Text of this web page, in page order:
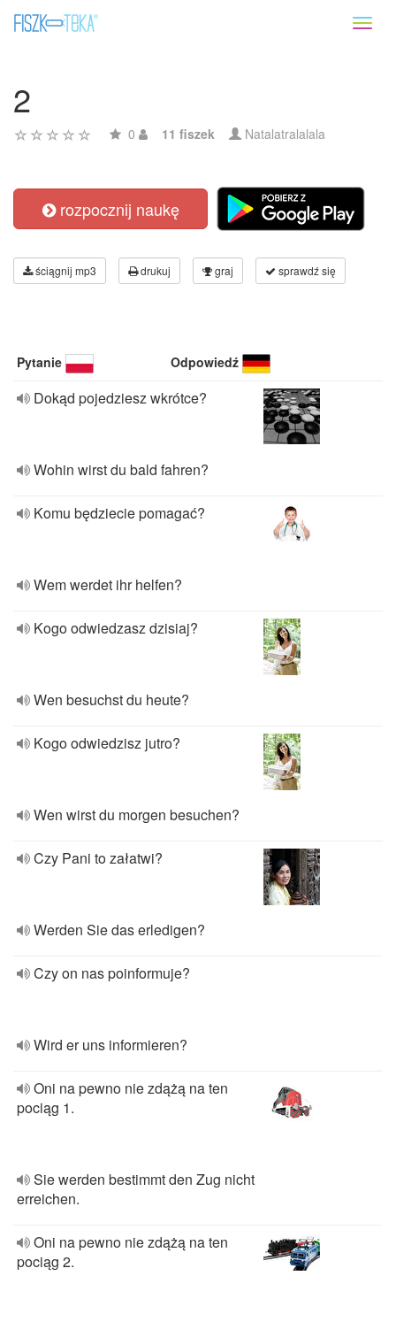
2
0 11 fiszek Natalatralalala
rozpocznij naukę
ściągnij mp3 drukuj graj sprawdź się
Pytanie Odpowiedź
Dokąd pojedziesz wkrótce?
Wohin wirst du bald fahren?
Komu będziecie pomagać?
Wem werdet ihr helfen?
Kogo odwiedzasz dzisiaj?
Wen besuchst du heute?
Kogo odwiedzisz jutro?
Wen wirst du morgen besuchen?
Czy Pani to załatwi?
Werden Sie das erledigen?
Czy on nas poinformuje?
Wird er uns informieren?
Oni na pewno nie zdążą na ten
pociąg 1.
Sie werden bestimmt den Zug nicht
erreichen.
Oni na pewno nie zdążą na ten
pociąg 2.